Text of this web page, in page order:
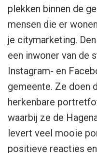
plekken binnen de
mensen die er
je citymarketing.
een inwoner van de
Instagram- en
gemeente. Ze doen
herkenbare
waarbij ze de
levert veel mooie
positieve reacties